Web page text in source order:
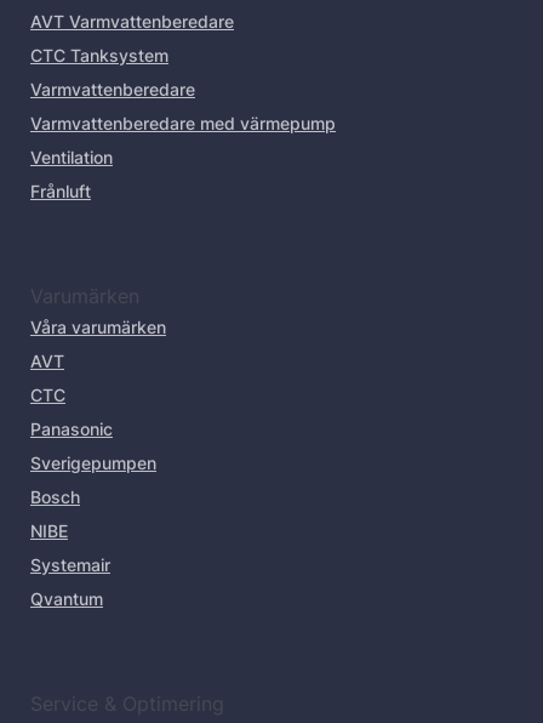
AVT Varmvattenberedare
CTC Tanksystem
Varmvattenberedare
Varmvattenberedare med värmepump
Ventilation
Frånluft
Varumärken
Våra varumärken
AVT
CTC
Panasonic
Sverigepumpen
Bosch
NIBE
Systemair
Qvantum
Service & Optimering